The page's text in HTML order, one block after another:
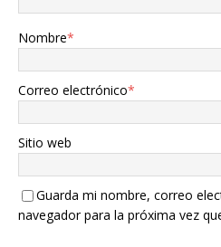
Nombre*
Correo electrónico*
Sitio web
Guarda mi nombre, correo
navegador para la próxima vez